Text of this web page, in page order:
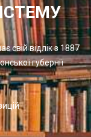
свій відлік з 1887
губернії